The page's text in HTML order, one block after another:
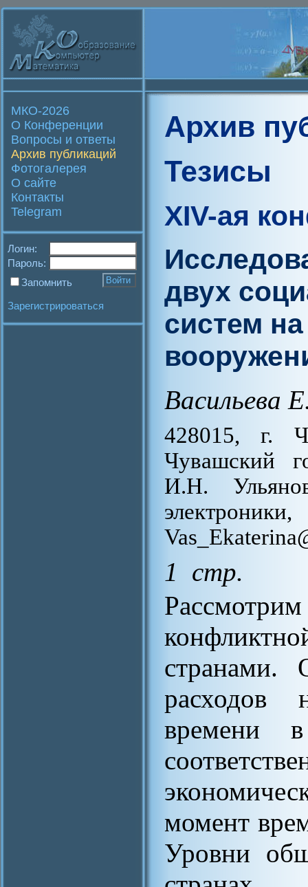
МКО-2026
О Конференции
Вопросы и ответы
Архив публикаций
Фотогалерея
О сайте
Контакты
Telegram
Логин:
Пароль:
Запомнить
Зарегистрироваться
Архив
Тезисы
XIV-ая
двух
систем
Васильева
428015, г.
Чувашский
И.Н.
1 стр.
странами.
расходов
времени
момент
Уровни